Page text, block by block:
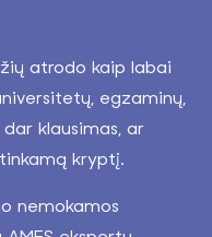
atrodo kaip labai
egzaminų,
klausimas, ar
kryptį.
nemokamos